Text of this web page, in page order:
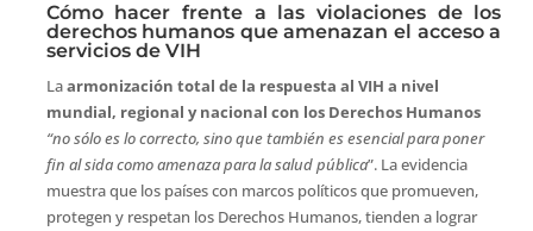
Cómo hacer frente a las violaciones de los
derechos humanos que amenazan el acceso a
servicios de VIH
Laarmonización total de la respuesta al VIH a nivel
mundial, regional y nacional con los Derechos Humanos
“no sólo es lo correcto, sino que también es esencial para poner
fin al sida como amenaza para la salud pública”. La evidencia
muestra que los países con marcos políticos que promueven,
protegen y respetan los Derechos Humanos, tienden a lograr